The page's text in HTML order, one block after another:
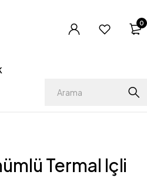
0
Termal Içli